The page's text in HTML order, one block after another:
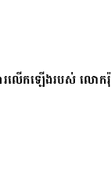
រលើកឡើងរបស់ ល